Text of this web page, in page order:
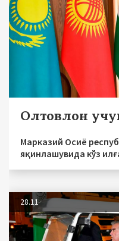
Олтовлон
Марказий Осиё
яқинлашувида кўз
28.11